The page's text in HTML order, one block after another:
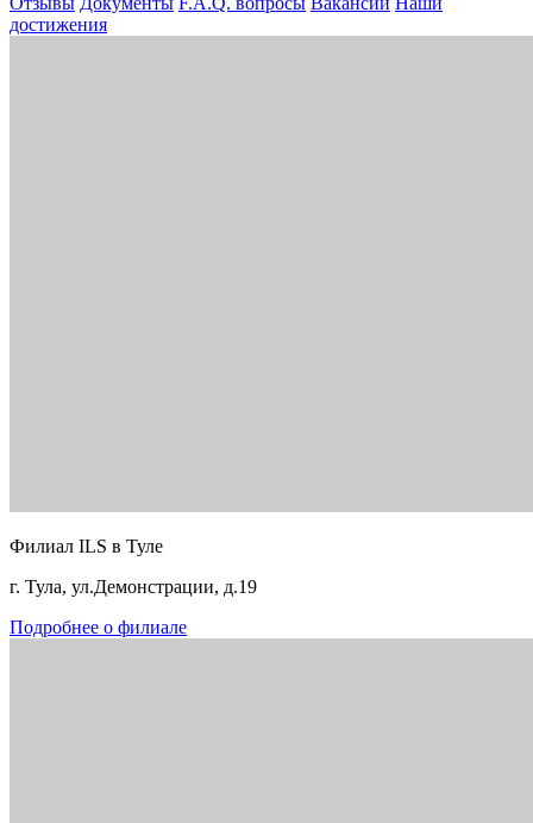
достижения
Филиал ILS в Туле
г. Тула, ул.Демонстрации, д.19
Подробнее о филиале